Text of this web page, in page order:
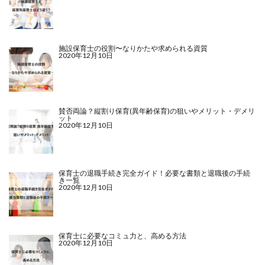
施設保育士の役割〜なりかたや求められる資質
2020年12月10日
賛否両論？縦割り保育(異年齢保育)の狙いやメリット・デメリ
ット
2020年12月10日
保育士の退職手続き完全ガイド！必要な書類と退職後の手続
き一覧
2020年12月10日
保育士に必要なコミュ力と、高める方法
2020年12月10日